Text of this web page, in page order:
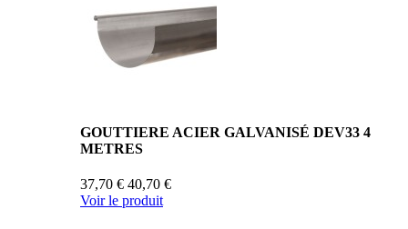
GOUTTIERE ACIER GALVANISÉ DEV33 4
METRES
37,70 € 40,70 €
Voir le produit